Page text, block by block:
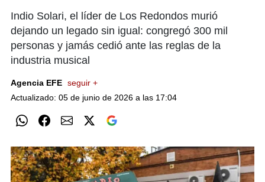
Indio Solari, el líder de Los Redondos murió
dejando un legado sin igual: congregó 300 mil
personas y jamás cedió ante las reglas de la
industria musical
Agencia EFE seguir +
Actualizado: 05 de junio de 2026 a las 17:04